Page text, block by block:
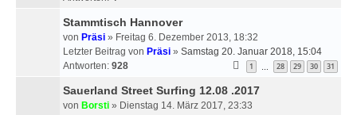
Stammtisch Hannover
von Präsi » Freitag 6. Dezember 2013, 18:32
Letzter Beitrag von Präsi » Samstag 20. Januar 2018, 15:04
Antworten: 928 1 28 29 30 31
Sauerland Street Surfing 12.08 .2017
von Borsti » Dienstag 14. März 2017, 23:33